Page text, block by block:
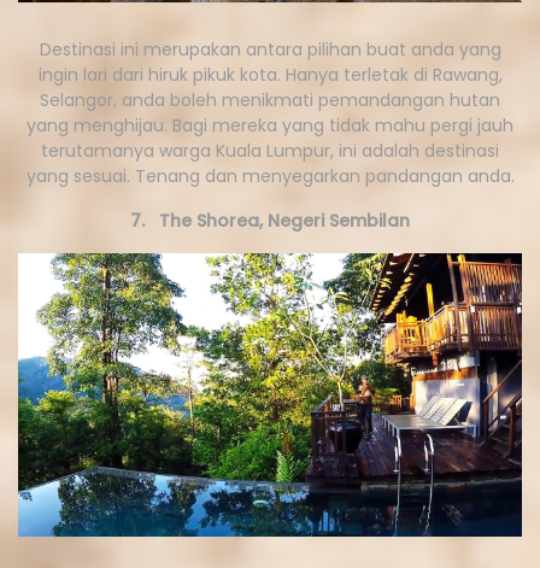
Destinasi ini merupakan antara pilihan buat anda yang
ingin lari dari hiruk pikuk kota. Hanya terletak di Rawang,
Selangor, anda boleh menikmati pemandangan hutan
yang menghijau. Bagi mereka yang tidak mahu pergi jauh
terutamanya warga Kuala Lumpur, ini adalah destinasi
yang sesuai. Tenang dan menyegarkan pandangan anda.
7. The Shorea, Negeri Sembilan